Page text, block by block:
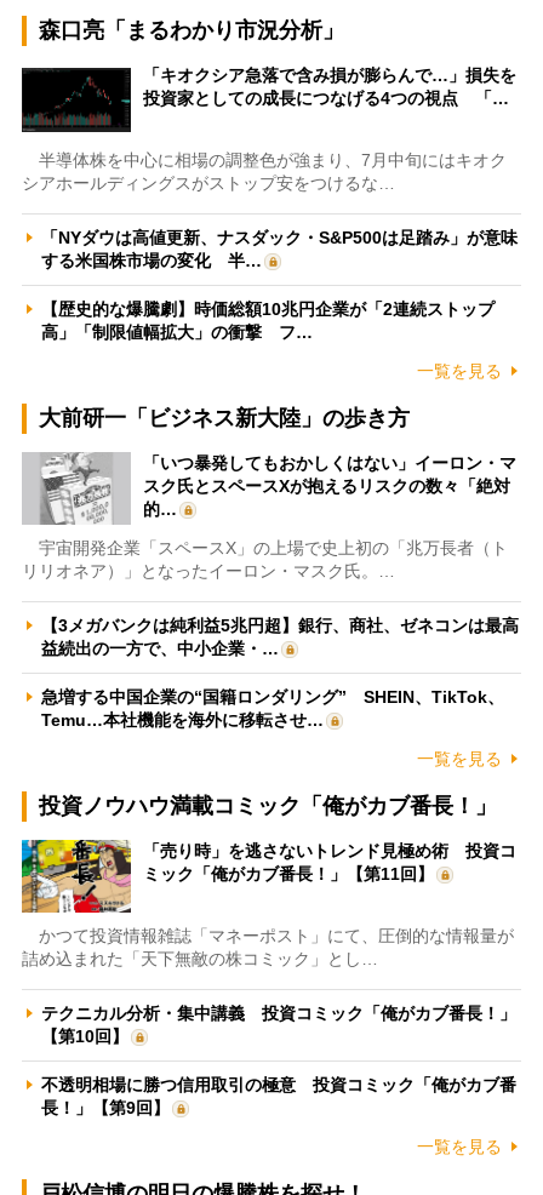
森口亮「まるわかり市況分析」
「キオクシア急落で含み損が膨らんで…」損失を
投資家としての成長につなげる4つの視点 「…
半導体株を中心に相場の調整色が強まり、7月中旬にはキオク
シアホールディングスがストップ安をつけるな…
「NYダウは高値更新、ナスダック・S&P500は足踏み」が意味
する米国株市場の変化 半…
【歴史的な爆騰劇】時価総額10兆円企業が「2連続ストップ
高」「制限値幅拡大」の衝撃 フ…
一覧を見る
大前研一「ビジネス新大陸」の歩き方
「いつ暴発してもおかしくはない」イーロン・マ
スク氏とスペースXが抱えるリスクの数々「絶対
的…
宇宙開発企業「スペースX」の上場で史上初の「兆万長者（ト
リリオネア）」となったイーロン・マスク氏。…
【3メガバンクは純利益5兆円超】銀行、商社、ゼネコンは最高
益続出の一方で、中小企業・…
急増する中国企業の“国籍ロンダリング” SHEIN、TikTok、
Temu…本社機能を海外に移転させ…
一覧を見る
投資ノウハウ満載コミック「俺がカブ番長！」
「売り時」を逃さないトレンド見極め術 投資コ
ミック「俺がカブ番長！」【第11回】
かつて投資情報雑誌「マネーポスト」にて、圧倒的な情報量が
詰め込まれた「天下無敵の株コミック」とし…
テクニカル分析・集中講義 投資コミック「俺がカブ番長！」
【第10回】
不透明相場に勝つ信用取引の極意 投資コミック「俺がカブ番
長！」【第9回】
一覧を見る